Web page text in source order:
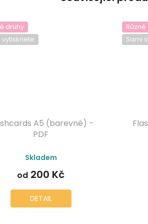
druhy
vytisknete
A5 (barevné) -
PDF
hodnocení
produktu
je
5,0
z
5
Skladem
od 200 Kč
DETAIL
Sami